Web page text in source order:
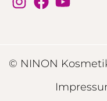
© NINON